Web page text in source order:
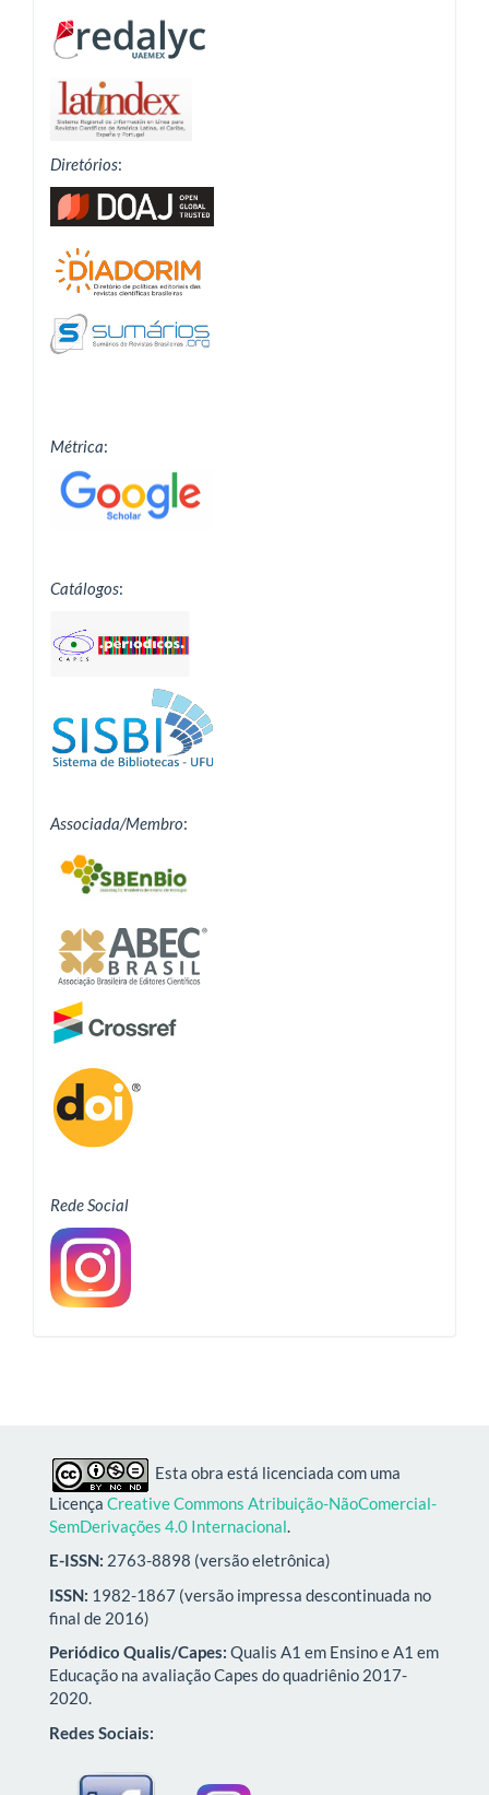
Diretórios:
Métrica:
Catálogos:
Associada/Membro:
Rede Social
Esta obra está licenciada com uma
Licença Creative Commons Atribuição-NãoComercial-
SemDerivações 4.0 Internacional.
E-ISSN: 2763-8898 (versão eletrônica)
ISSN: 1982-1867 (versão impressa descontinuada no
final de 2016)
Periódico Qualis/Capes: Qualis A1 em Ensino e A1 em
Educação na avaliação Capes do quadriênio 2017-
2020.
Redes Sociais: